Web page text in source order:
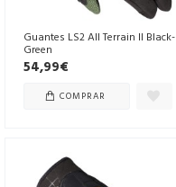
Guantes LS2 All Terrain II Black-
Green
54,99€
COMPRAR